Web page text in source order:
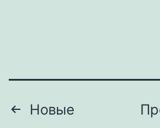
Клинтона
Пагинация
Новые